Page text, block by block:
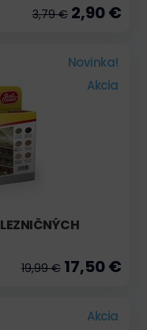
3,79 € 2,90 €
Novinka!
Akcia
19,99 € 17,50 €
Akcia